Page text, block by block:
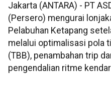
Jakarta (ANTARA) - PT
(Persero) mengurai
Pelabuhan Ketapang
melalui optimalisasi pola
(TBB), penambahan trip
pengendalian ritme